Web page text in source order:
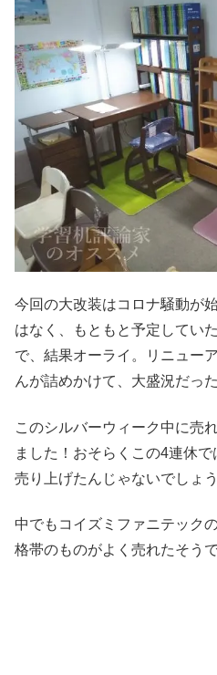
今回の大改装はコロナ騒動が
はなく、もともと予定してい
で、結果オーライ。リニュー
んが詰めかけて、大盛況だった
このシルバーウィーク中に売
ました！おそらくこの4連休
売り上げたんじゃないでしょう
中でもコイズミファニテック
格帯のものがよく売れたそうで